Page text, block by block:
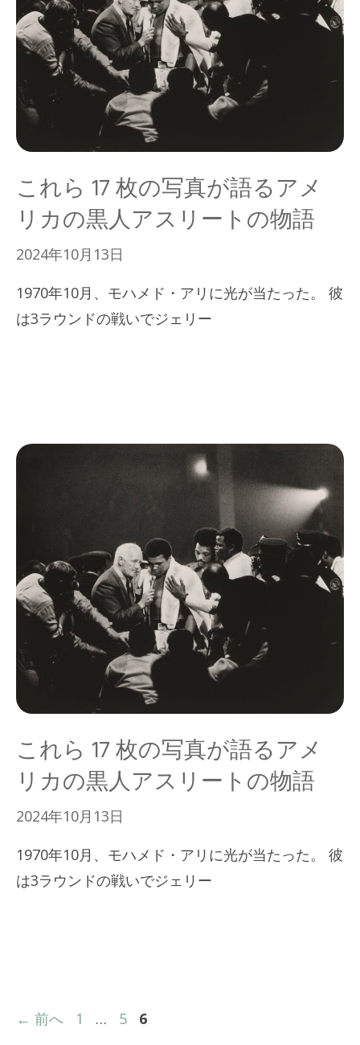
これら 17 枚の写真が語るアメ
リカの黒人アスリートの物語
2024年10月13日
1970年10月、モハメド・アリに光が当たった。 彼
は3ラウンドの戦いでジェリー
これら 17 枚の写真が語るアメ
リカの黒人アスリートの物語
2024年10月13日
1970年10月、モハメド・アリに光が当たった。 彼
は3ラウンドの戦いでジェリー
← 前へ
ペ
1 …
ペ
5
ペ
6